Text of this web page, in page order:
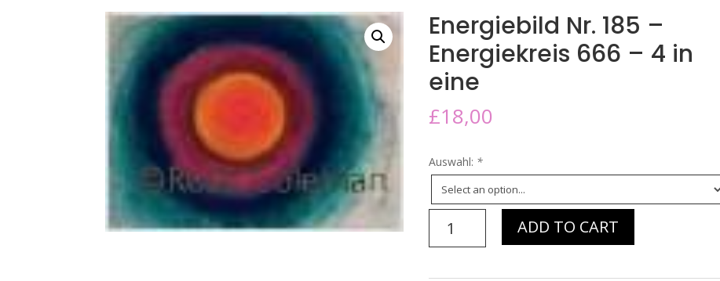
Energiebild Nr. 185 –
Energiekreis 666 – 4 in
eine
£18,00
Auswahl: *
ADD TO CART